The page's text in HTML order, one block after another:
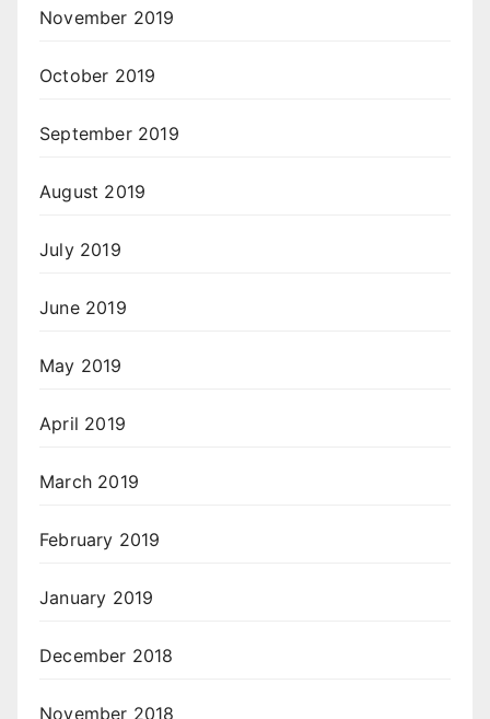
November 2019
October 2019
September 2019
August 2019
July 2019
June 2019
May 2019
April 2019
March 2019
February 2019
January 2019
December 2018
November 2018